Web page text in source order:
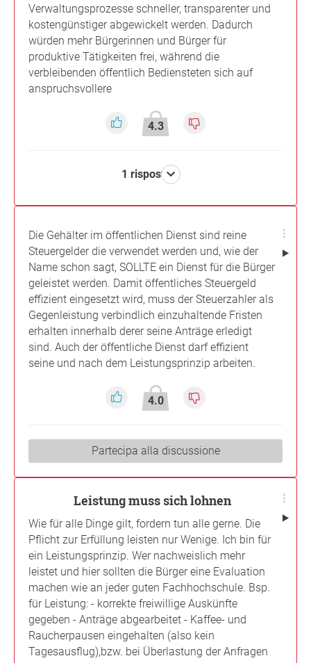
Verwaltungsprozesse schneller, transparenter und
kostengünstiger abgewickelt werden. Dadurch
würden mehr Bürgerinnen und Bürger für
produktive Tätigkeiten frei, während die
verbleibenden öffentlich Bediensteten sich auf
anspruchsvollere
4.3
1 risposta
Die Gehälter im öffentlichen Dienst sind reine
Steuergelder die verwendet werden und, wie der
Name schon sagt, SOLLTE ein Dienst für die Bürger
geleistet werden. Damit öffentliches Steuergeld
effizient eingesetzt wird, muss der Steuerzahler als
Gegenleistung verbindlich einzuhaltende Fristen
erhalten innerhalb derer seine Anträge erledigt
sind. Auch der öffentliche Dienst darf effizient
seine und nach dem Leistungsprinzip arbeiten.
4.0
Partecipa alla discussione
Leistung muss sich lohnen
Wie für alle Dinge gilt, fordern tun alle gerne. Die
Pflicht zur Erfüllung leisten nur Wenige. Ich bin für
ein Leistungsprinzip. Wer nachweislich mehr
leistet und hier sollten die Bürger eine Evaluation
machen wie an jeder guten Fachhochschule. Bsp.
für Leistung: - korrekte freiwillige Auskünfte
gegeben - Anträge abgearbeitet - Kaffee- und
Raucherpausen eingehalten (also kein
Tagesausflug),bzw. bei Überlastung der Anfragen